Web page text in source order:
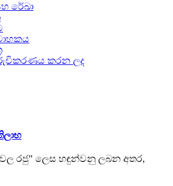
රේඛා
කරන ලද
රජු" ලෙස හඳුන්වනු ලබන අතර,